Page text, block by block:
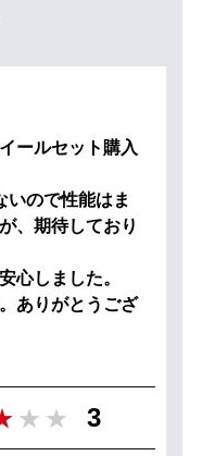
ールセット購入
いので性能はま
、期待しており
心しました。
ありがとうござ
3